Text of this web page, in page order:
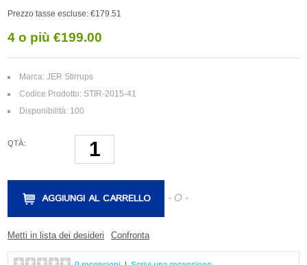
Prezzo tasse escluse: €179.51
4 o più €199.00
Marca:JER Stirrups
Codice Prodotto: STIR-2015-41
Disponibilità: 100
QTÀ:
AGGIUNGI AL CARRELLO - O -
Metti in lista dei desideri Confronta